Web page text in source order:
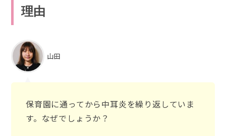
理由
山田
保育園に通ってから中耳炎を繰り返していま
す。なぜでしょうか？